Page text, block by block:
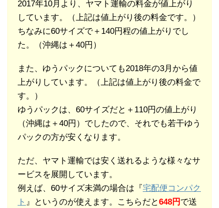
2017年10月より、ヤマト運輸の料金が値上がり
しています。（上記は値上がり後の料金です。）
ちなみに60サイズで＋140円程の値上がりでし
た。（沖縄は＋40円）
また、ゆうパックについても2018年の3月から値
上がりしています。（上記は値上がり後の料金で
す。）
ゆうパックは、60サイズだと＋110円の値上がり
（沖縄は＋40円）でしたので、それでも若干ゆう
パックの方が安くなります。
ただ、ヤマト運輸では安く送れるような様々なサ
ービスを展開しています。
例えば、60サイズ未満の場合は『宅配便コンパク
ト 』というのが使えます。こちらだと648円 で送